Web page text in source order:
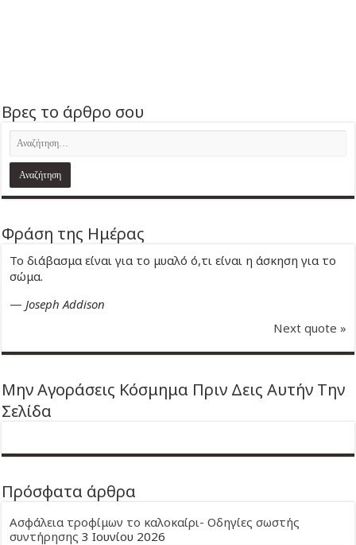
Βρες το άρθρο σου
Φράση της Ημέρας
Το διάβασμα είναι για το μυαλό ό,τι είναι η άσκηση για το
σώμα.
—Joseph Addison
Next quote »
Μην Αγοράσεις Κόσμημα Πριν Δεις Αυτήν Την
Σελίδα
Πρόσφατα άρθρα
Ασφάλεια τροφίμων το καλοκαίρι- Οδηγίες σωστής
συντήρησης 3 Ιουνίου 2026